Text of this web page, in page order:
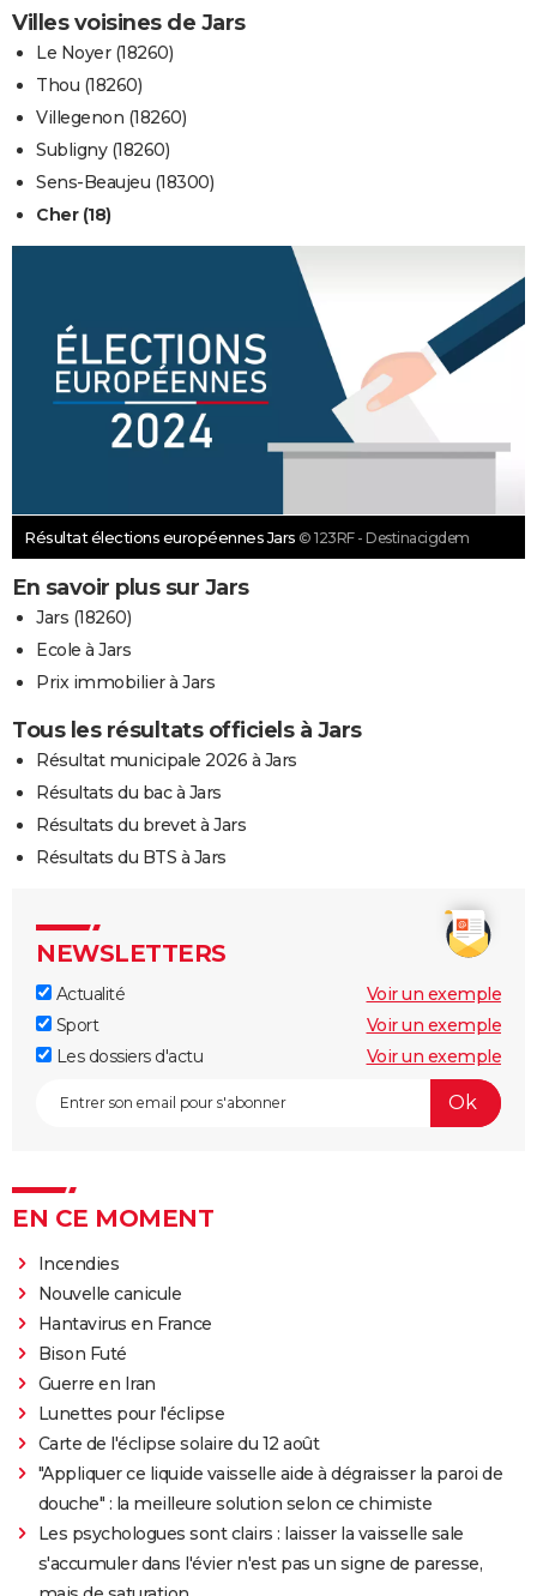
Villes voisines de Jars
Le Noyer (18260)
Thou (18260)
Villegenon (18260)
Subligny (18260)
Sens-Beaujeu (18300)
Cher (18)
Résultat élections européennes Jars © 123RF - Destinacigdem
En savoir plus sur Jars
Jars (18260)
Ecole à Jars
Prix immobilier à Jars
Tous les résultats officiels à Jars
Résultat municipale 2026 à Jars
Résultats du bac à Jars
Résultats du brevet à Jars
Résultats du BTS à Jars
NEWSLETTERS
Actualité
Voir un exemple
Sport
Voir un exemple
Les dossiers d'actu
Voir un exemple
EN CE MOMENT
Incendies
Nouvelle canicule
Hantavirus en France
Bison Futé
Guerre en Iran
Lunettes pour l'éclipse
Carte de l'éclipse solaire du 12 août
"Appliquer ce liquide vaisselle aide à dégraisser la paroi de
douche" : la meilleure solution selon ce chimiste
Les psychologues sont clairs : laisser la vaisselle sale
s'accumuler dans l'évier n'est pas un signe de paresse,